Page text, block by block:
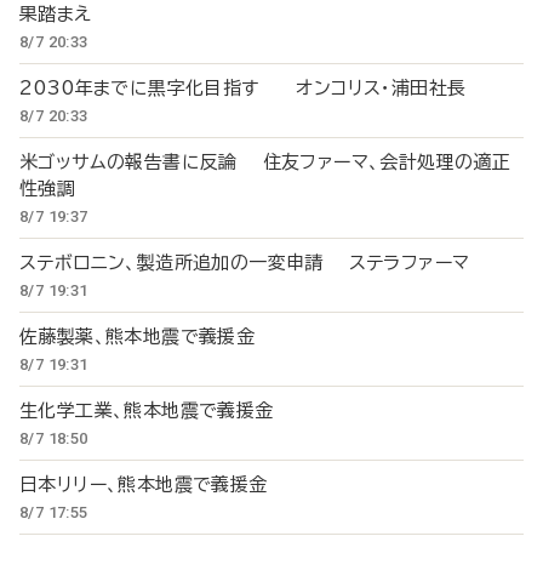
果踏まえ
8/7 20:33
2030年までに黒字化目指す オンコリス・浦田社長
8/7 20:33
米ゴッサムの報告書に反論 住友ファーマ、会計処理の適正
性強調
8/7 19:37
ステボロニン、製造所追加の一変申請 ステラファーマ
8/7 19:31
佐藤製薬、熊本地震で義援金
8/7 19:31
生化学工業、熊本地震で義援金
8/7 18:50
日本リリー、熊本地震で義援金
8/7 17:55